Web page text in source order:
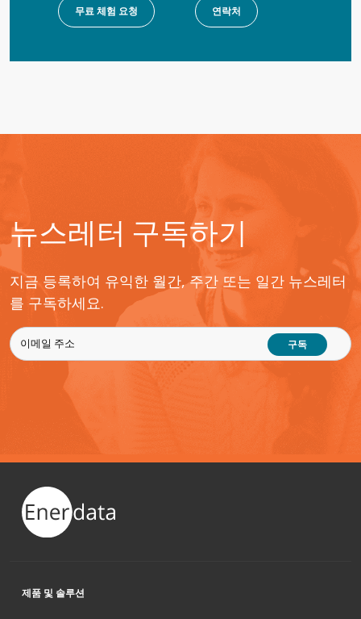
무료 체험 요청 연락처
뉴스레터 구독하기
지금 등록하여 유익한 월간, 주간 또는 일간 뉴스레터
를 구독하세요.
구독
제품 및 솔루션